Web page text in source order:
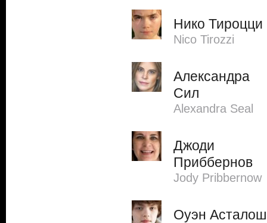
Нико Тироцци
Nico Tirozzi
Александра
Сил
Alexandra Seal
Джоди
Приббернов
Jody Pribbernow
Оуэн Асталош